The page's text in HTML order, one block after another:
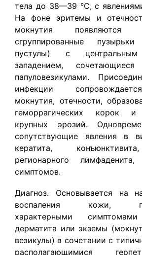
тела до 38—39 °С, с
На фоне эритемы и
мокнутия появляются
сгруппированные
пустулы) с центральным
западением,
папуловезикулами.
инфекции
мокнутия, отечности,
геморрагических корок и
крупных эрозий.
сопутствующие явления в
кератита,
регионарного лимфаденита,
симптомов.
Диагноз. Основывается на
воспаления кожи,
характерными симптомами
дерматита или экземы
везикулы) в сочетании с
располагающимися